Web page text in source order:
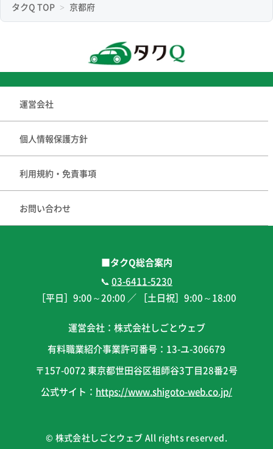
タクQ TOP 京都府
運営会社
個人情報保護方針
利用規約・免責事項
お問い合わせ
■タクQ総合案内
📞03-6411-5230
［平日］ 9:00～20:00 ／ ［土日祝］ 9:00～18:00
運営会社：株式会社しごとウェブ
有料職業紹介事業許可番号：13-ユ-306679
〒157-0072 東京都世田谷区祖師谷3丁目28番2号
公式サイト： https://www.shigoto-web.co.jp/
© 株式会社しごとウェブ All rights reserved.